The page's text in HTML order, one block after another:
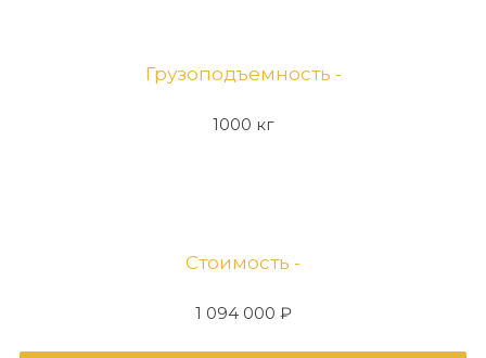
Грузоподъемность -
1000 кг
Стоимость -
1 094 000 ₽